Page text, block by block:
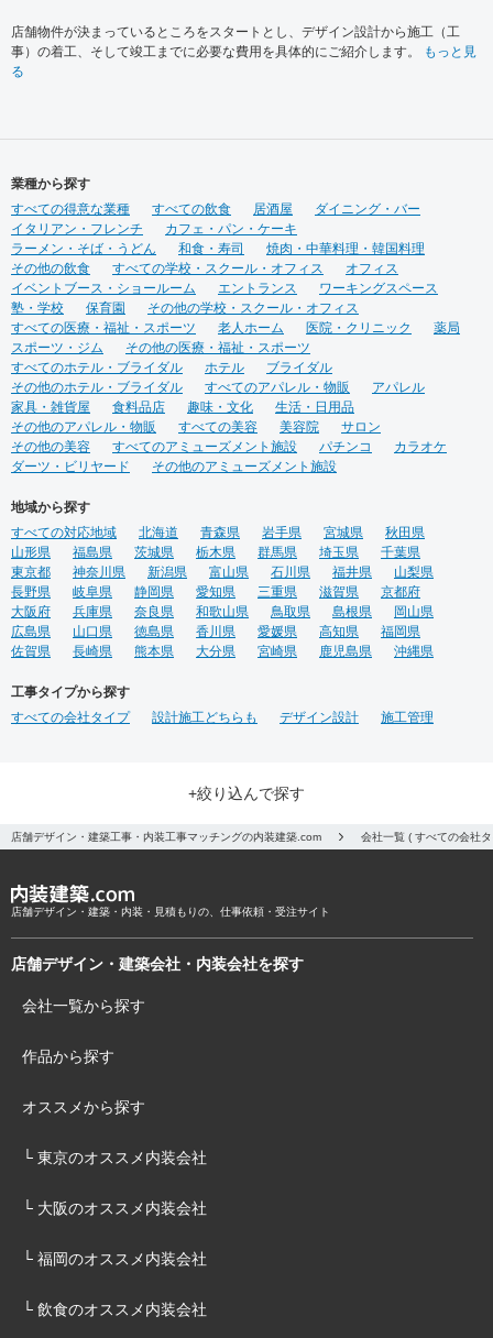
店舗物件が決まっているところをスタートとし、デザイン設計から施工（工
事）の着工、そして竣工までに必要な費用を具体的にご紹介します。
もっと見
る
業種から探す
すべての得意な業種
すべての飲食 居酒屋
ダイニング・バー
イタリアン・フレンチ
カフェ・パン・ケーキ
ラーメン・そば・うどん
和食・寿司
焼肉・中華料理・韓国料理
その他の飲食
すべての学校・スクール・オフィス
オフィス
イベントブース・ショールーム
エントランス
ワーキングスペース
塾・学校
保育園
その他の学校・スクール・オフィス
すべての医療・福祉・スポーツ
老人ホーム 医院・クリニック
薬局
スポーツ・ジム
その他の医療・福祉・スポーツ
すべてのホテル・ブライダル
ホテル
ブライダル
その他のホテル・ブライダル
すべてのアパレル・物販
アパレル
家具・雑貨屋
食料品店 趣味・文化
生活・日用品
その他のアパレル・物販
すべての美容 美容院
サロン
その他の美容
すべてのアミューズメント施設 パチンコ
カラオケ
ダーツ・ビリヤード
その他のアミューズメント施設
地域から探す
すべての対応地域
北海道 青森県 岩手県 宮城県
秋田県
山形県
福島県 茨城県 栃木県 群馬県 埼玉県
千葉県
東京都
神奈川県 新潟県 富山県 石川県 福井県
山梨県
長野県
岐阜県 静岡県 愛知県 三重県 滋賀県
京都府
大阪府
兵庫県 奈良県 和歌山県 鳥取県 島根県
岡山県
広島県
山口県 徳島県 香川県 愛媛県 高知県
福岡県
佐賀県
長崎県 熊本県 大分県 宮崎県 鹿児島県 沖縄県
工事タイプから探す
すべての会社タイプ
設計施工どちらも デザイン設計 施工管理
+絞り込んで探す
店舗デザイン・建築工事・内装工事マッチングの内装建築.com 会社一覧 ( すべての会社
店舗デザイン・建築・内装・見積もりの、仕事依頼・受注サイト
店舗デザイン・建築会社・内装会社を探す
会社一覧から探す
作品から探す
オススメから探す
└ 東京のオススメ内装会社
└ 大阪のオススメ内装会社
└ 福岡のオススメ内装会社
└ 飲食のオススメ内装会社